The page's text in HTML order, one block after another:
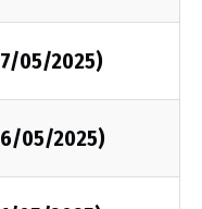
05/2025)
05/2025)